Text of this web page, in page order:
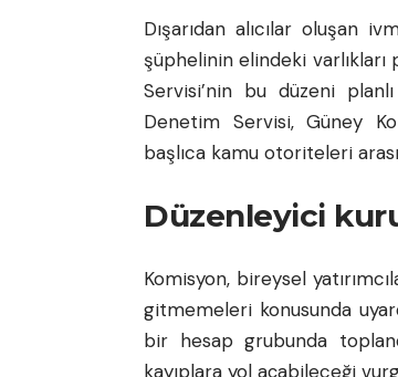
Dışarıdan alıcılar oluşan
şüphelinin elindeki varlıkları
Servisi’nin bu düzeni
Denetim Servisi, Güney
başlıca kamu otoriteleri
Düzenleyici
Komisyon, bireysel
gitmemeleri konusunda
bir hesap grubunda
kayıplara yol açabileceği